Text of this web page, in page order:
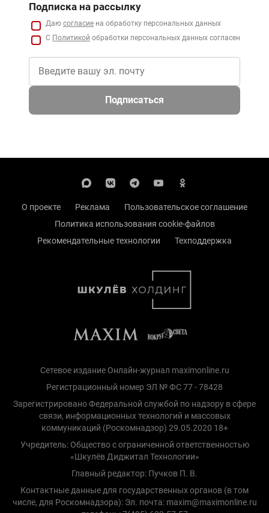
Подписка на рассылку
Даю согласие на обработку персональных данных
С Политикой обработки персональных данных согласен
Подписаться
О проекте Реклама
Пользовательское соглашение
Политика использования cookie-файлов
Рекомендательные технологии
Техподдержка
Сетевое издание Онлайн-журнал maximonline.ru
Регистрационный номер ЭЛ № ФС 77 - 78428
Зарегистрировано Федеральной службой по надзору в сфере
связи, информационных технологий и массовых
коммуникаций (Роскомнадзор) 29.05.2020 18+
Учредитель: Общество с ограниченной ответственностью
«Шкулёв Диджитал Технологии»
Главный редактор: Пучков П. В.
Контактные данные для государственных органов (в том
числе, для Роскомнадзора): Эл. почта: maxim@maximonline.ru